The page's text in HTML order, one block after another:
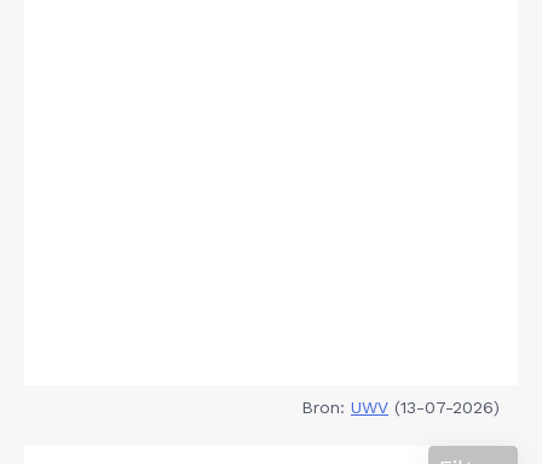
Bron: UWV (13-07-2026)